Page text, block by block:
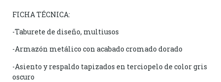
FICHA TÉCNICA:
-Taburete de diseño, multiusos
-Armazón metálico con acabado cromado dorado
-Asiento y respaldo tapizados en terciopelo de color gris
oscuro